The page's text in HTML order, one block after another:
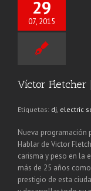
29
07, 2015
Víctor Fletcher
Etiquetas: dj electric
Nueva programación
Hablar de Victor
carisma y peso en la
más de 25 años
prestigio de esta